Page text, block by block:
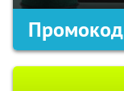
Промокод